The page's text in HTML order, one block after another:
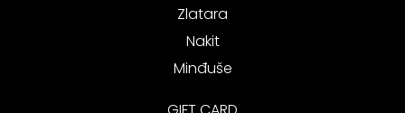
Zlatara
Nakit
Minđuše